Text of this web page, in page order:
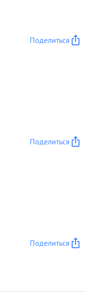
Поделиться
Поделиться
Поделиться